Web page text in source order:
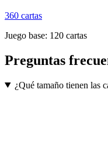
360 cartas
Juego base: 120 cartas
Preguntas
¿Qué tamaño tienen las